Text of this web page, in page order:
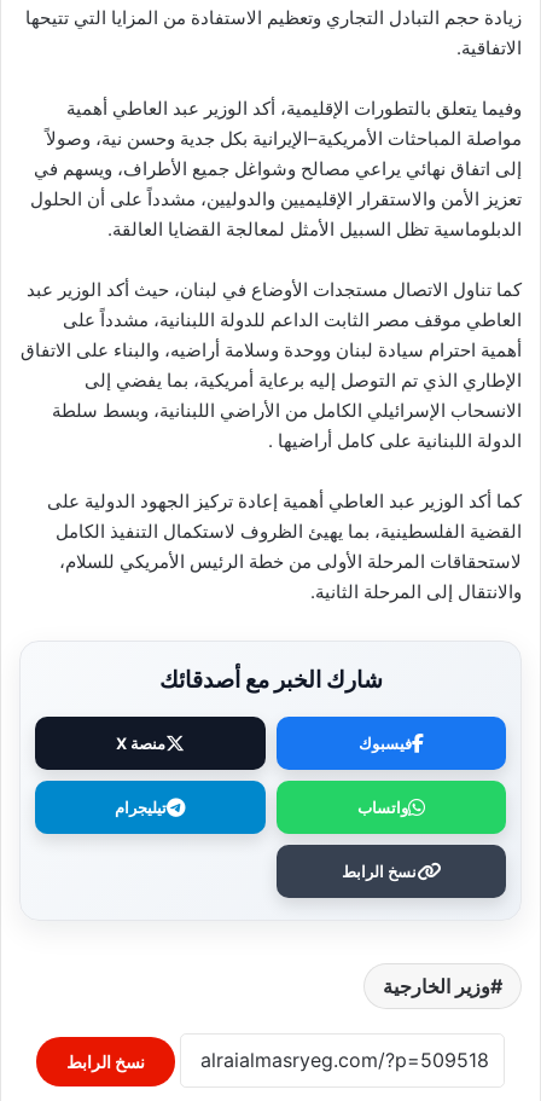
زيادة حجم التبادل التجاري وتعظيم الاستفادة من المزايا التي تتيحها
الاتفاقية.
وفيما يتعلق بالتطورات الإقليمية، أكد الوزير عبد العاطي أهمية
مواصلة المباحثات الأمريكية–الإيرانية بكل جدية وحسن نية، وصولاً
إلى اتفاق نهائي يراعي مصالح وشواغل جميع الأطراف، ويسهم في
تعزيز الأمن والاستقرار الإقليميين والدوليين، مشدداً على أن الحلول
الدبلوماسية تظل السبيل الأمثل لمعالجة القضايا العالقة.
كما تناول الاتصال مستجدات الأوضاع في لبنان، حيث أكد الوزير عبد
العاطي موقف مصر الثابت الداعم للدولة اللبنانية، مشدداً على
أهمية احترام سيادة لبنان ووحدة وسلامة أراضيه، والبناء على الاتفاق
الإطاري الذي تم التوصل إليه برعاية أمريكية، بما يفضي إلى
الانسحاب الإسرائيلي الكامل من الأراضي اللبنانية، وبسط سلطة
الدولة اللبنانية على كامل أراضيها .
كما أكد الوزير عبد العاطي أهمية إعادة تركيز الجهود الدولية على
القضية الفلسطينية، بما يهيئ الظروف لاستكمال التنفيذ الكامل
لاستحقاقات المرحلة الأولى من خطة الرئيس الأمريكي للسلام،
والانتقال إلى المرحلة الثانية.
شارك الخبر مع أصدقائك
فيسبوك منصة X
واتساب تيليجرام
نسخ الرابط
وزير الخارجية
نسخ الرابط